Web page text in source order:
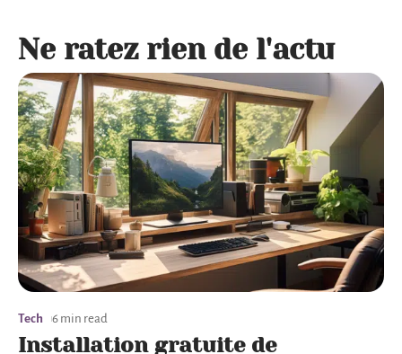
Ne ratez rien de l'actu
Tech 6 min read
Installation gratuite de